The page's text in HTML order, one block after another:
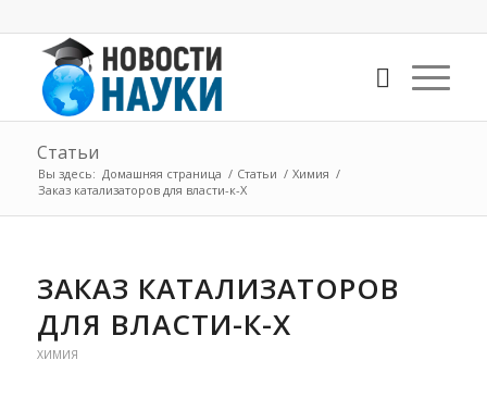
Статьи
Вы здесь: Домашняя страница / Статьи / Химия /
Заказ катализаторов для власти-к-Х
ЗАКАЗ КАТАЛИЗАТОРОВ
ДЛЯ ВЛАСТИ-К-Х
ХИМИЯ